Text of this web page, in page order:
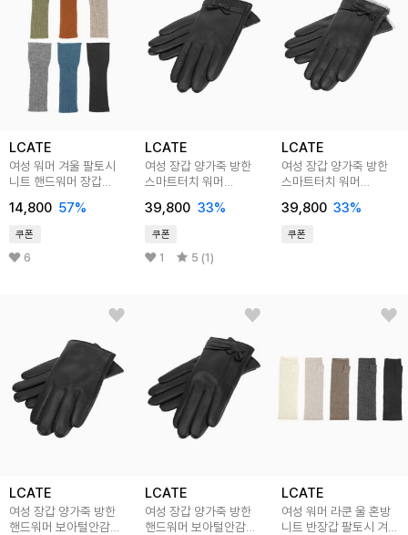
LCATE
여성 워머 겨울 팔토시
니트 핸드워머 장갑
14,800 57%
쿠폰
6
LCATE
여성 장갑 양가죽 방한
스마트터치 워머
LGJ032
39,800 33%
쿠폰
1 5 (1)
LCATE
여성 장갑 양가죽 방한
스마트터치 워머
LGJ033
39,800 33%
쿠폰
LCATE
여성 장갑 양가죽 방한
핸드워머 보아털안감
LCATE
여성 장갑 양가죽 방한
핸드워머 보아털안감
LCATE
여성 워머 라쿤 울 혼방
니트 반장갑 팔토시 겨울